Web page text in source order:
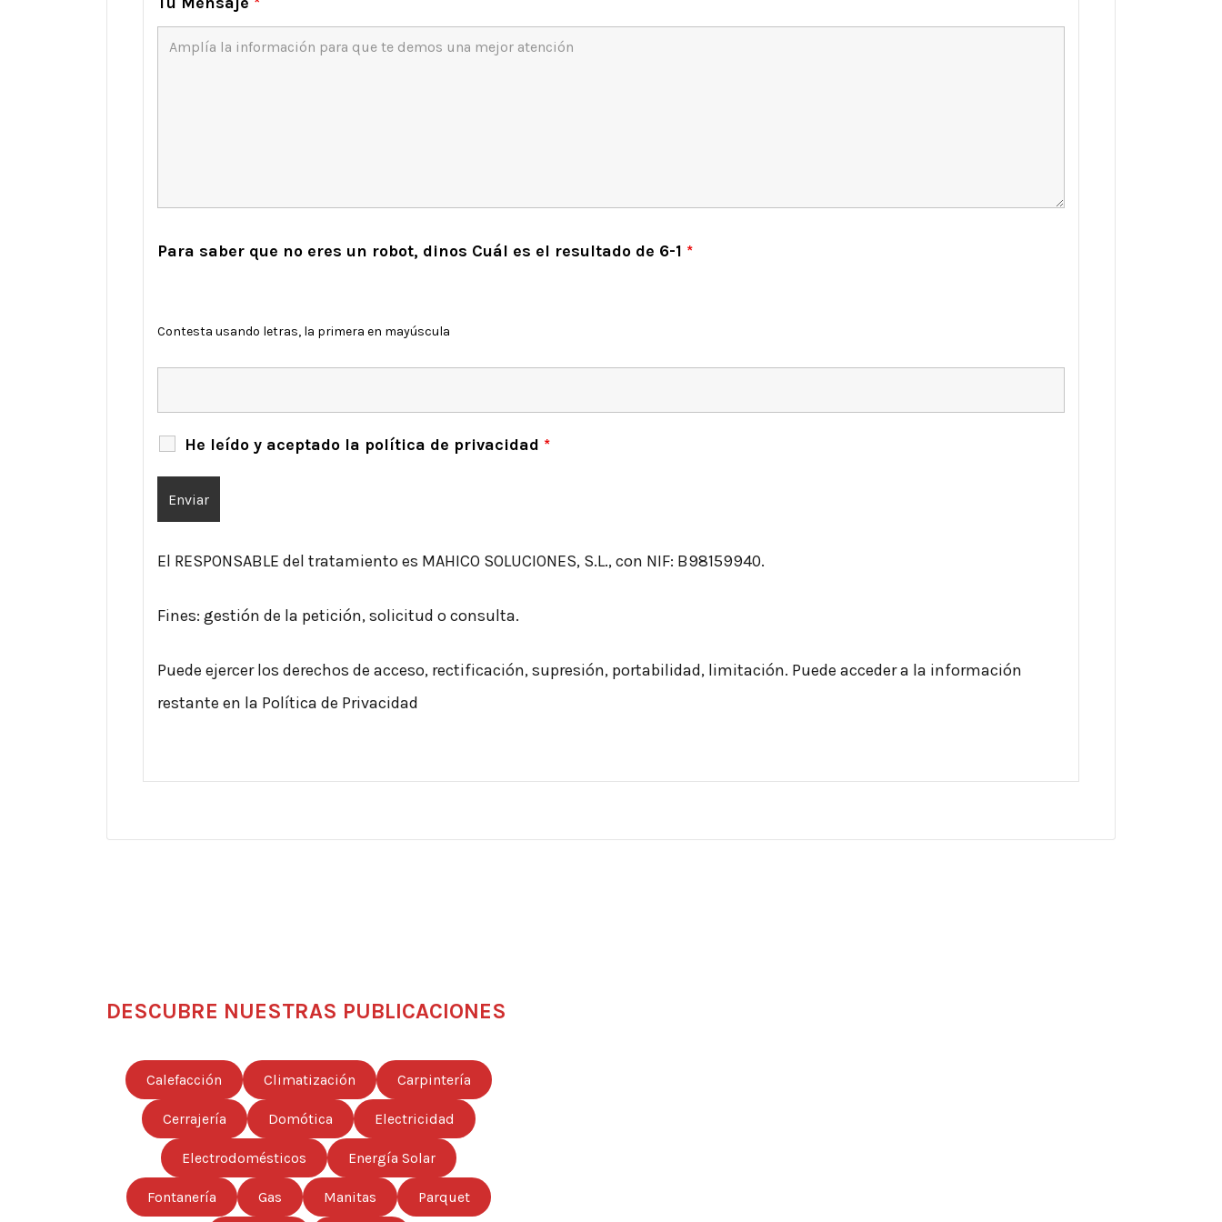
Para saber que no eres un robot, dinos Cuál es el resultado de 6-1 *
Contesta usando letras, la primera en mayúscula
He leído y aceptado la política de privacidad *
El RESPONSABLE del tratamiento es MAHICO SOLUCIONES, S.L., con NIF: B98159940.
Fines: gestión de la petición, solicitud o consulta.
Puede ejercer los derechos de acceso, rectificación, supresión, portabilidad, limitación. Puede acceder a la información
restante en la Política de Privacidad
DESCUBRE NUESTRAS PUBLICACIONES
Calefacción Climatización Carpintería
Cerrajería Domótica Electricidad
Electrodomésticos Energía Solar
Fontanería Gas Manitas Parquet